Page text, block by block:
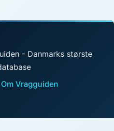
- Danmarks største
Om Vragguiden